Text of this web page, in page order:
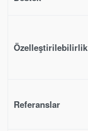
Özelleştirilebilirlik
Referanslar